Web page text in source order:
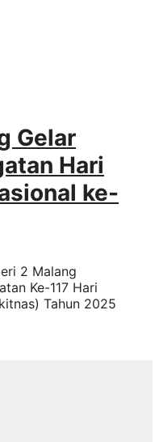
Gelar
Hari
ke-
2 Malang
Ke-117 Hari
Tahun 2025